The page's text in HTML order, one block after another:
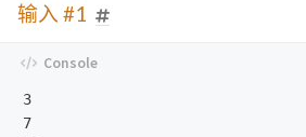
输入 #1
3
7